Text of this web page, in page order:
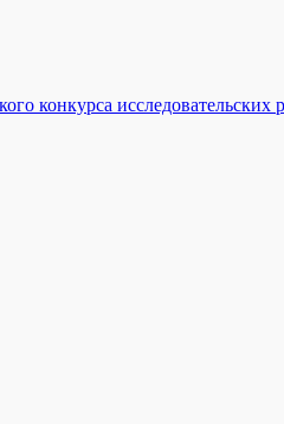
конкурса исследовательских